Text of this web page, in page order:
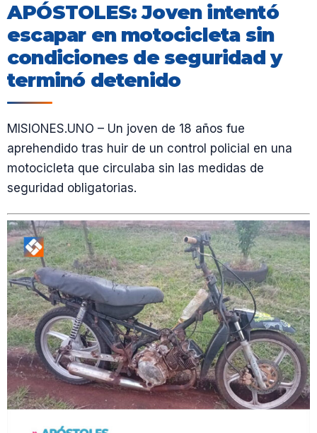
APÓSTOLES: Joven intentó
escapar en motocicleta sin
condiciones de seguridad y
terminó detenido
MISIONES.UNO – Un joven de 18 años fue
aprehendido tras huir de un control policial en una
motocicleta que circulaba sin las medidas de
seguridad obligatorias.